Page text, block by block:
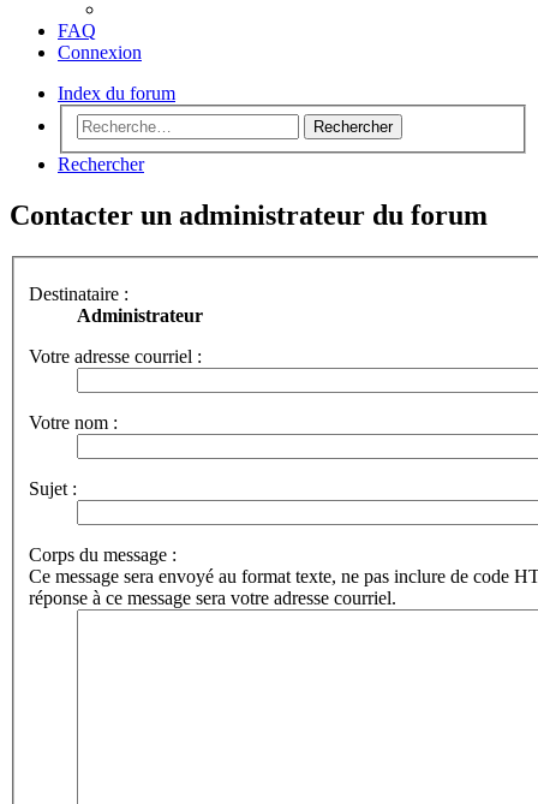
FAQ
Connexion
Index du forum
Rechercher
Rechercher
Contacter un administrateur du forum
Destinataire :
Administrateur
Votre adresse courriel :
Votre nom :
Sujet :
Corps du message :
Ce message sera envoyé au format texte, ne pas inclure de code
réponse à ce message sera votre adresse courriel.